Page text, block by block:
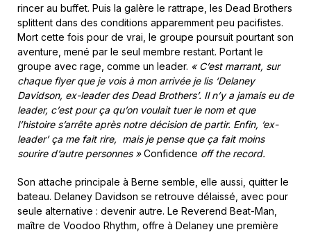
rincer au buffet. Puis la galère le rattrape, les Dead Brothers
splittent dans des conditions apparemment peu pacifistes.
Mort cette fois pour de vrai, le groupe poursuit pourtant son
aventure, mené par le seul membre restant. Portant le
groupe avec rage, comme un leader. « C’est marrant, sur
chaque flyer que je vois à mon arrivée je lis ‘Delaney
Davidson, ex-leader des Dead Brothers’. Il n’y a jamais eu de
leader, c’est pour ça qu’on voulait tuer le nom et que
l’histoire s’arrête après notre décision de partir. Enfin, ‘ex-
leader’ ça me fait rire, mais je pense que ça fait moins
sourire d’autre personnes »Confidence off the record.
Son attache principale à Berne semble, elle aussi, quitter le
bateau. Delaney Davidson se retrouve délaissé, avec pour
seule alternative : devenir autre. Le Reverend Beat-Man,
maître de Voodoo Rhythm, offre à Delaney une première